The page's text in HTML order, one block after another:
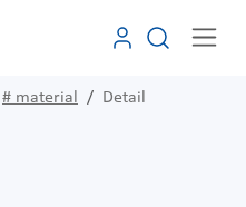
# material Detail